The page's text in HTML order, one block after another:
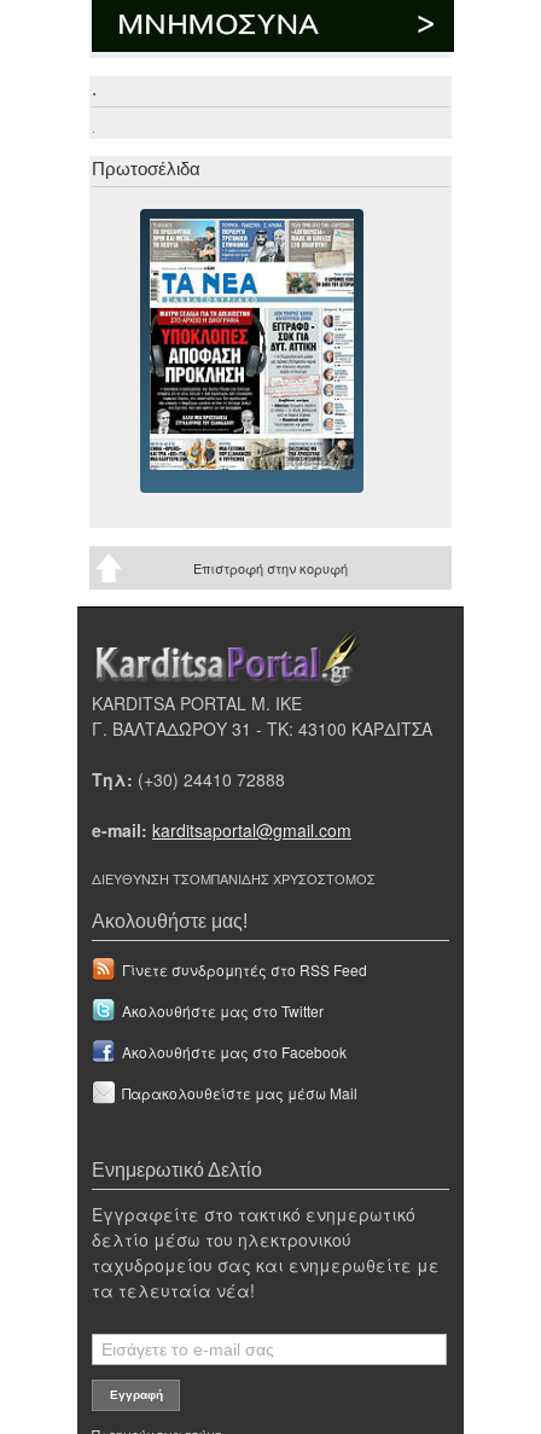
.
Πρωτοσέλιδα
Επιστροφή στην κορυφή
KARDITSA PORTAL Μ. ΙΚΕ
Γ. ΒΑΛΤΑΔΩΡΟΥ 31 - ΤΚ: 43100 ΚΑΡΔΙΤΣΑ
Τηλ: (+30) 24410 72888
e-mail: karditsaportal@gmail.com
ΔΙΕΥΘΥΝΣΗ ΤΣΟΜΠΑΝΙΔΗΣ ΧΡΥΣΟΣΤΟΜΟΣ
Ακολουθήστε μας!
Γίνετε συνδρομητές στο RSS Feed
Ακολουθήστε μας στο Twitter
Ακολουθήστε μας στο Facebook
Παρακολουθείστε μας μέσω Mail
Ενημερωτικό Δελτίο
Εγγραφείτε στο τακτικό ενημερωτικό
δελτίο μέσω του ηλεκτρονικού
ταχυδρομείου σας και ενημερωθείτε με
τα τελευταία νέα!